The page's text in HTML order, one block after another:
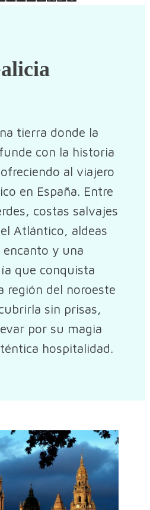
tierra donde la
con la historia
al viajero
en España. Entre
costas salvajes
Atlántico, aldeas
encanto y una
que conquista
región del noroeste
sin prisas,
por su magia
hospitalidad.